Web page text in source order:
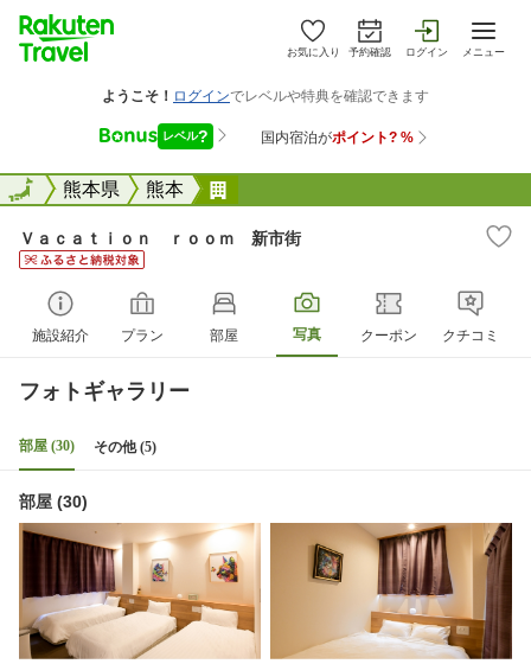
お気に入り 予約確認 ログイン メニュー
全国熊本県 熊本
全国
Ｖａｃａｔｉｏｎ ｒｏｏｍ 新市街
施設紹介 プラン 部屋 写真 クーポン クチコミ
フォトギャラリー
部屋 (30) その他 (5)
部屋 (30)